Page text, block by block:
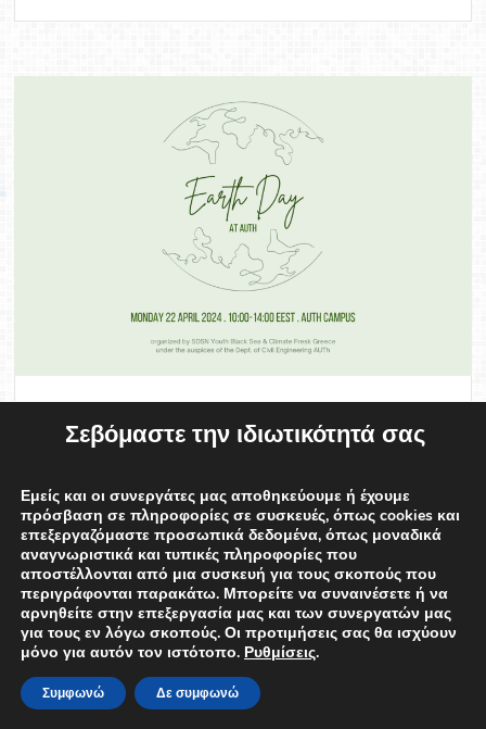
την
Ημέρα της Γης στο ΑΠΘ
(Earth Day at AUTh)
Φίλιππος Σαλμάς 17/04/2024
Εκδήλωση για την Ημέρα της Γης στο ΑΠΘ
(Earth Day at AUTh) τη Δευτέρα 22 Απριλίου
2024, 10:00-14:00, στο ΚΕΔΕΑ του ΑΠΘ. Σας
προσκαλούμε να λάβετε μέρος στην εκδήλωση
“Ημέρα …
Σεβόμαστε την ιδιωτικότητά σας
Εμείς και οι συνεργάτες μας αποθηκεύουμε ή έχουμε
πρόσβαση σε πληροφορίες σε συσκευές, όπως cookies και
επεξεργαζόμαστε προσωπικά δεδομένα, όπως μοναδικά
αναγνωριστικά και τυπικές πληροφορίες που
αποστέλλονται από μια συσκευή για τους σκοπούς που
περιγράφονται παρακάτω. Μπορείτε να συναινέσετε ή να
αρνηθείτε στην επεξεργασία μας και των συνεργατών μας
για τους εν λόγω σκοπούς. Οι προτιμήσεις σας θα ισχύουν
μόνο για αυτόν τον ιστότοπο. Ρυθμίσεις.
Συμφωνώ Δε συμφωνώ